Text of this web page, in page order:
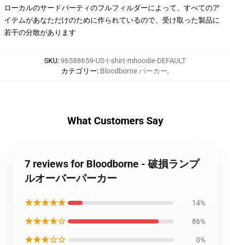
ローカルのサードパーティのフルフィルダーによって、すべてのア
イテムがあなただけのために作られているので、受け取った製品に
若干の分散があります
SKU:96588659-US-t-shirt-mhoodie-DEFAULT
カテゴリー: Bloodborne パーカー,
What Customers Say
7 reviews for Bloodborne - 破損ランプ
ルオーバーパーカー
★★★★★ 14%
★★★★☆ 86%
★★★☆☆ 0%